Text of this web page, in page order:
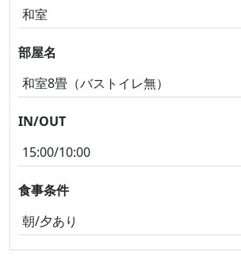
和室
部屋名
和室8畳（バストイレ無）
IN/OUT
15:00/10:00
食事条件
朝/夕あり